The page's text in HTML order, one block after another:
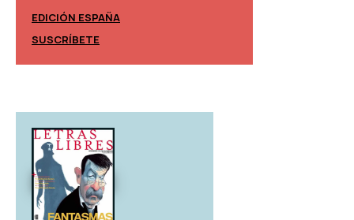
EDICIÓN ESPAÑA
SUSCRÍBETE